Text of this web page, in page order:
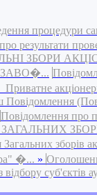
процедури
результати
ЗБОРИ
Повідомлення про
зборів
�... »
суб'єктів